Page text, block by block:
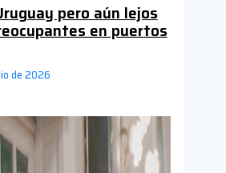
pero aún lejos
en puertos
de 2026